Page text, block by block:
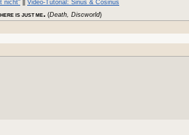
nicht"
Video-Tutorial: Sinus & Cosinus
HERE IS JUST ME. (Death, Discworld)